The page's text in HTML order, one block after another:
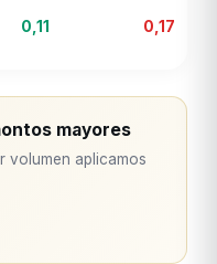
0,11 0,17
mayores
volumen aplicamos